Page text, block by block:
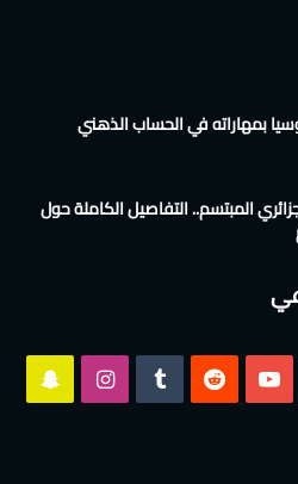
بمهاراته في الحساب الذهني
المبتسم.. التفاصيل الكاملة حول
لينكدإن ‫YouTube انستقرام